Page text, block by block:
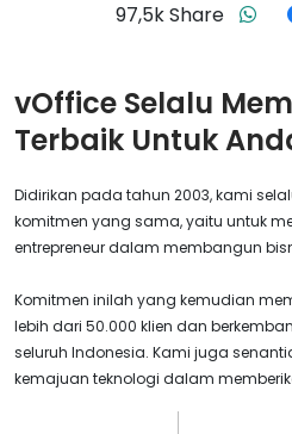
97,5k Share
vOffice Selalu
Terbaik Untuk
Didirikan pada tahun 2003, kami
komitmen yang sama, yaitu untuk
entrepreneur dalam membangun
Komitmen inilah yang kemudian
lebih dari 50.000 klien dan
seluruh Indonesia. Kami juga
kemajuan teknologi dalam